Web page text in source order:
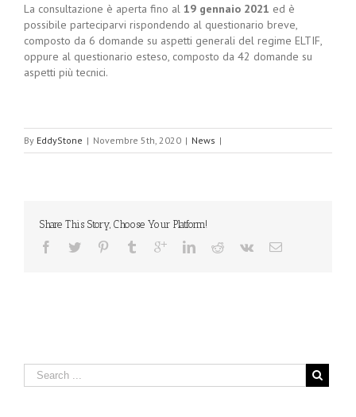
La consultazione è aperta fino al 19 gennaio 2021 ed è
possibile parteciparvi rispondendo al questionario breve,
composto da 6 domande su aspetti generali del regime ELTIF,
oppure al questionario esteso, composto da 42 domande su
aspetti più tecnici.
By EddyStone | Novembre 5th, 2020 | News |
Share This Story, Choose Your Platform!